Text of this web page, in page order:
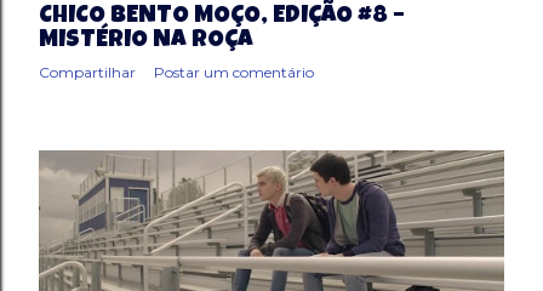
CHICO BENTO MOÇO, EDIÇÃO #8 –
MISTÉRIO NA ROÇA
Compartilhar Postar um comentário